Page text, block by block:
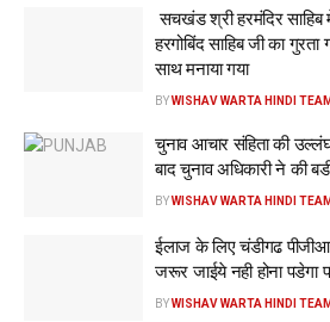
सचखंड श्री हरमंदिर साहिब
हरगोबिंद साहिब जी का गुरता
साथ मनाया गया
BYWISHAV WARTA HINDI TEAM
चुनाव आचार संहिता की
बाद चुनाव अधिकारी ने की बडी
BYWISHAV WARTA HINDI TEAM
ईलाज के लिए चंडीगढ
जरूर जाईये नही होना पडेगा
BYWISHAV WARTA HINDI TEAM